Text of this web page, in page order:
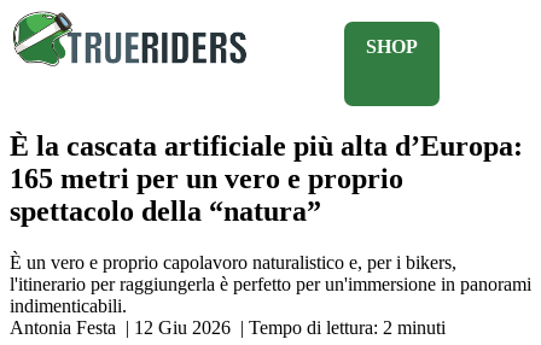
SHOP
È la cascata artificiale più alta d’Europa:
165 metri per un vero e proprio
spettacolo della “natura”
È un vero e proprio capolavoro naturalistico e, per i bikers,
l'itinerario per raggiungerla è perfetto per un'immersione in panorami
indimenticabili.
Antonia Festa | 12 Giu 2026 | Tempo di lettura: 2 minuti